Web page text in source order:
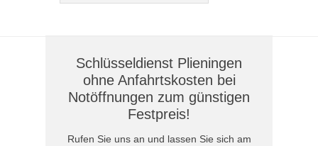
Schlüsseldienst Plieningen
ohne Anfahrtskosten bei
Notöffnungen zum günstigen
Festpreis!
Rufen Sie uns an und lassen Sie sich am